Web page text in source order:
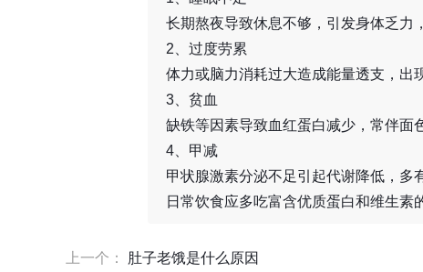
长期熬夜导致休息不够，引发身体乏力
2、过度劳累
体力或脑力消耗过大造成能量透支，出
3、贫血
缺铁等因素导致血红蛋白减少，常伴面
4、甲减
甲状腺激素分泌不足引起代谢降低，多
日常饮食应多吃富含优质蛋白和维生素
上一个： 肚子老饿是什么原因